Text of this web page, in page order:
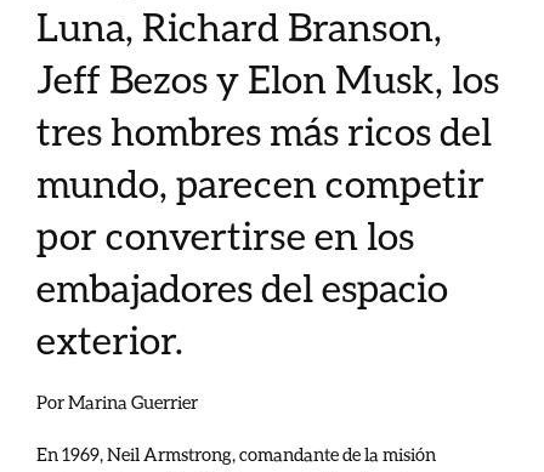
Luna, Richard Branson,
Jeff Bezos y Elon Musk, los
tres hombres más ricos del
mundo, parecen competir
por convertirse en los
embajadores del espacio
exterior.
Por Marina Guerrier
En 1969, Neil Armstrong, comandante de la misión